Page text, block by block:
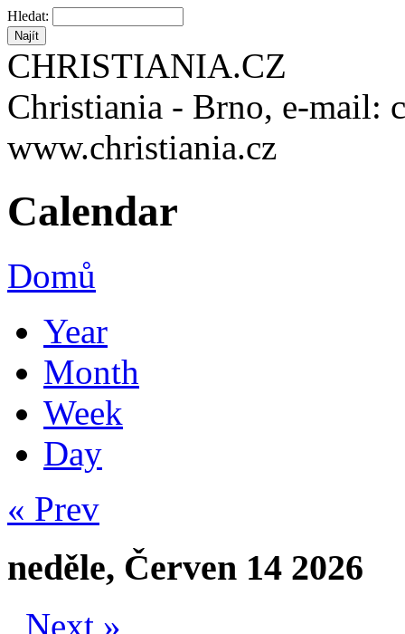
Hledat:
CHRISTIANIA.CZ
Christiania - Brno, e-mail:
www.christiania.cz
Calendar
Domů
Year
Month
Week
Day
« Prev
neděle, Červen 14 2026
Next »